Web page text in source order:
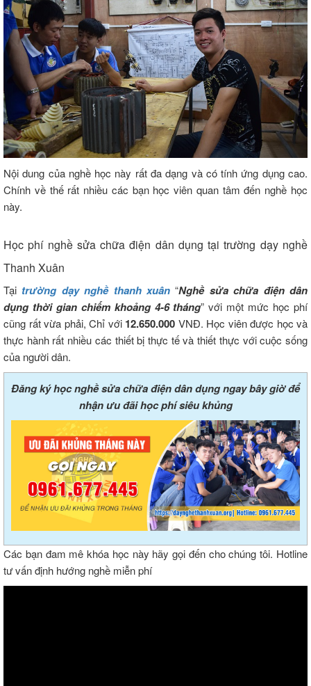
Nội dung của nghề học này rất đa dạng và có tính ứng dụng cao.
Chính về thế rất nhiều các bạn học viên quan tâm đến nghề học
này.
Học phí nghề sửa chữa điện dân dụng tại trường dạy nghề
Thanh Xuân
Tại trường dạy nghề thanh xuân “Nghề sửa chữa điện dân
dụng thời gian chiếm khoảng 4-6 tháng” với một mức học phí
cũng rất vừa phải, Chỉ với 12.650.000 VNĐ. Học viên được học và
thực hành rất nhiều các thiết bị thực tế và thiết thực với cuộc sống
của người dân.
Đăng ký học nghề sửa chữa điện dân dụng ngay bây giờ để
nhận ưu đãi học phí siêu khủng
Các bạn đam mê khóa học này hãy gọi đến cho chúng tôi. Hotline
tư vấn định hướng nghề miễn phí